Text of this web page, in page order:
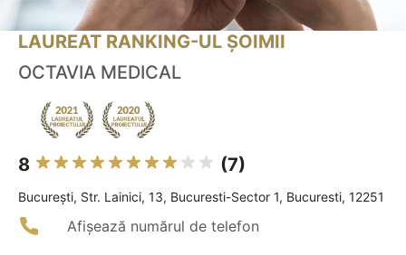
LAUREAT RANKING-UL ȘOIMII
OCTAVIA MEDICAL
8 (7)
Bucureşti, Str. Lainici, 13, Bucuresti-Sector 1, Bucuresti, 12251
Afișează numărul de telefon